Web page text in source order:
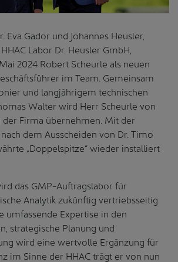
Eva Gador und Johannes Heusler,
Labor Dr. Heusler GmbH,
2024 Robert Scheurle als neuen
im Team. Gemeinsam
und langjährigem technischen
Walter wird Herr Scheurle von
der Firma übernehmen. Mit der
dem Ausscheiden von Dr. Timo
„Doppelspitze“ wieder installiert
das GMP-Auftragslabor für
Analytik zukünftig vertriebsseitig
umfassende Expertise in den
strategische Planung und
wird eine wertvolle Ergänzung für
im Sinne der HHAC trägt er von nun